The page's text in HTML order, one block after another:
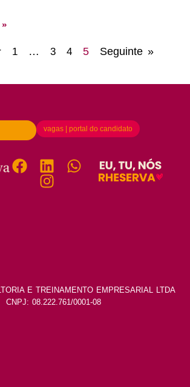
1 … 3 4 5 Seguinte »
vagas | portal do candidato
E TREINAMENTO EMPRESARIAL LTDA
CNPJ: 08.222.761/0001-08